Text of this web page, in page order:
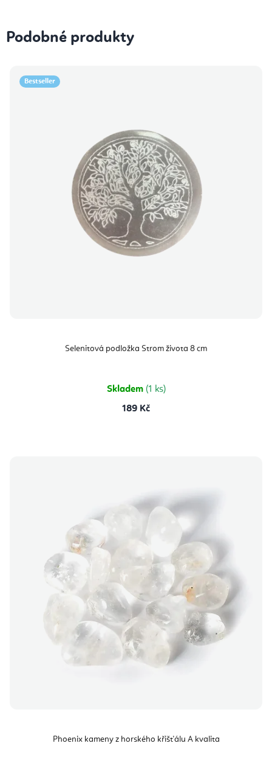
Podobné produkty
Bestseller
Selenitová podložka Strom života 8 cm
Skladem (1 ks)
189 Kč
Phoenix kameny z horského křišťálu A kvalita